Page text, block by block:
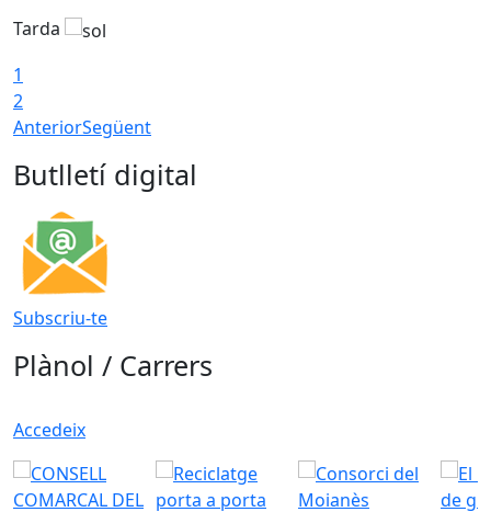
Tarda
1
2
AnteriorSegüent
Butlletí digital
Subscriu-te
Plànol / Carrers
Accedeix